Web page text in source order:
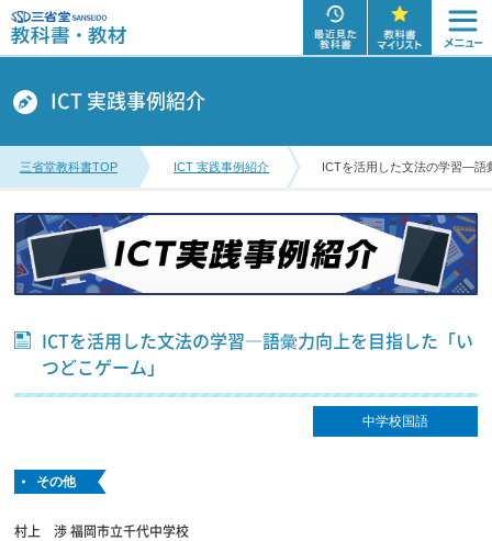
ICT 実践事例紹介
三省堂教科書TOP ICT 実践事例紹介 ICTを活用した文法の学習―語
ICTを活用した文法の学習―語彙力向上を目指した「い
つどこゲーム」
中学校国語
その他
村上 渉福岡市立千代中学校